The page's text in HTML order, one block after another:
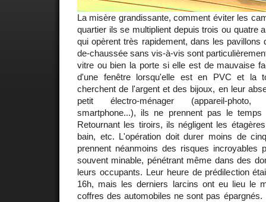
La misère grandissante, comment éviter les
quartier ils se multiplient depuis trois ou quatre
qui opèrent très rapidement, dans les pavillons
de-chaussée sans vis-à-vis sont
vitre ou bien la porte si elle est de mauvaise
d'une fenêtre lorsqu'elle est en PVC et la
cherchent de l'argent et des bijoux, en leur
petit électro-ménager (appareil-photo,
smartphone...), ils ne prennent pas le
Retournant les tiroirs, ils négligent les
bain, etc. L'opération doit durer moins de
prennent néanmoins des risques incroyables
souvent minable, pénétrant même dans des
leurs occupants. Leur heure de prédilection
16h, mais les derniers larcins ont eu lieu le
coffres des automobiles ne sont pas